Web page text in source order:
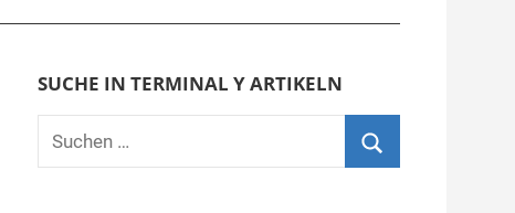
SUCHE IN TERMINAL Y ARTIKELN
Suchen
nach: